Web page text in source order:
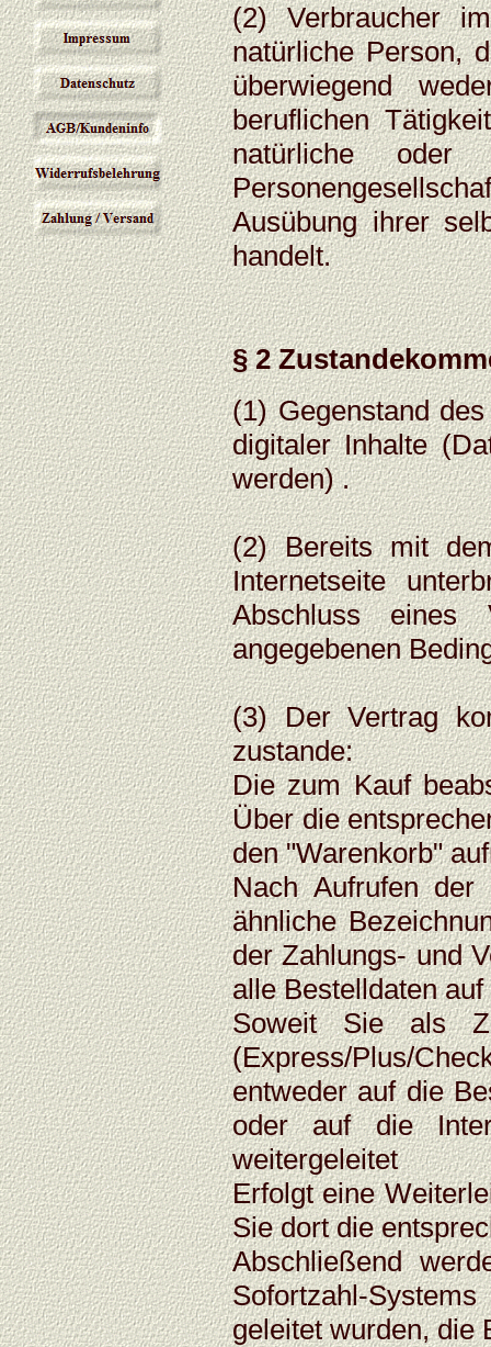
(2) Verbraucher
natürliche Person,
überwiegend
beruflichen
natürliche oder
Ausübung ihrer
handelt.
§ 2
(1) Gegenstand
digitaler Inhalte
werden) .
(2) Bereits mit
Internetseite
Abschluss eines
angegebenen
(3) Der Vertrag
zustande:
Die zum Kauf
Über die
den "Warenkorb"
Nach Aufrufen
ähnliche
der Zahlungs- und
alle Bestelldaten
Soweit Sie als
(Express/Plus/
entweder auf die
oder auf die
weitergeleitet
Erfolgt eine
Sie dort die
Abschließend
Sofortzahl-
geleitet wurden, die